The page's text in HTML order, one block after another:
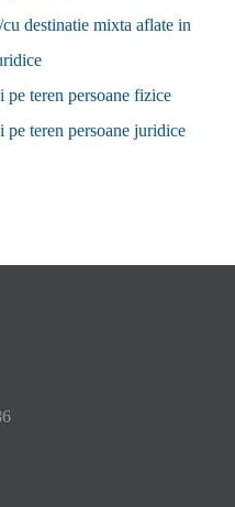
destinatie mixta aflate in
teren persoane fizice
teren persoane juridice